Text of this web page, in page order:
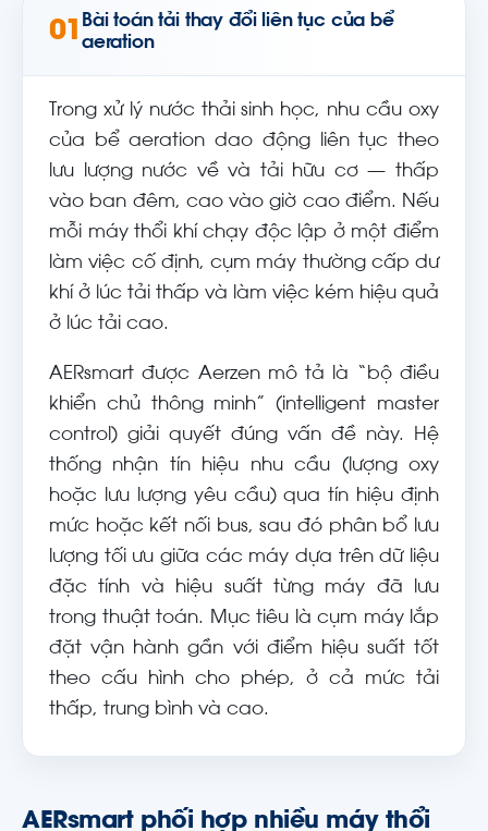
01 Bài toán tải thay đổi liên tục của bể
aeration
Trong xử lý nước thải sinh học, nhu cầu oxy
của bể aeration dao động liên tục theo
lưu lượng nước về và tải hữu cơ — thấp
vào ban đêm, cao vào giờ cao điểm. Nếu
mỗi máy thổi khí chạy độc lập ở một điểm
làm việc cố định, cụm máy thường cấp dư
khí ở lúc tải thấp và làm việc kém hiệu quả
ở lúc tải cao.
AERsmart được Aerzen mô tả là “bộ điều
khiển chủ thông minh” (intelligent master
control) giải quyết đúng vấn đề này. Hệ
thống nhận tín hiệu nhu cầu (lượng oxy
hoặc lưu lượng yêu cầu) qua tín hiệu định
mức hoặc kết nối bus, sau đó phân bổ lưu
lượng tối ưu giữa các máy dựa trên dữ liệu
đặc tính và hiệu suất từng máy đã lưu
trong thuật toán. Mục tiêu là cụm máy lắp
đặt vận hành gần với điểm hiệu suất tốt
theo cấu hình cho phép, ở cả mức tải
thấp, trung bình và cao.
AERsmart phối hợp nhiều máy thổi